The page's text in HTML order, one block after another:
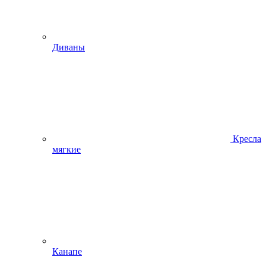
Диваны
Кресла
мягкие
Канапе